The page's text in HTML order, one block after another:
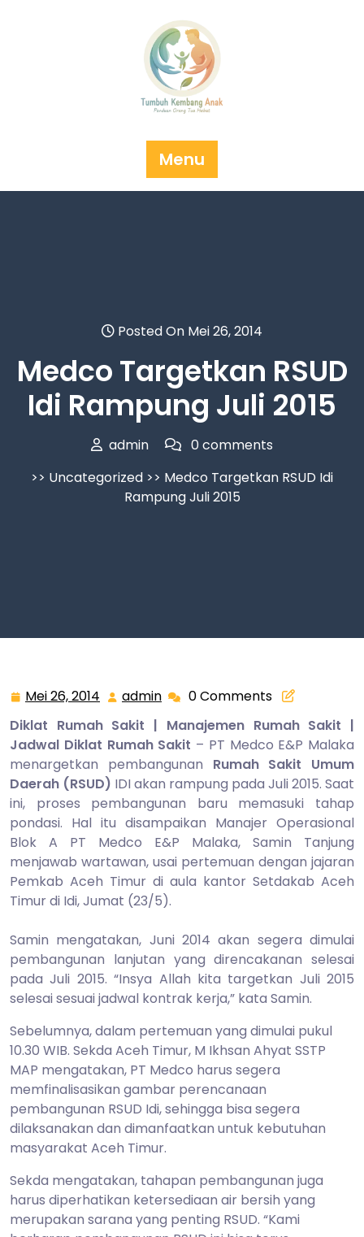
Menu
Posted On Mei 26, 2014
Medco Targetkan RSUD
Idi Rampung Juli 2015
admin
0 comments
>> Uncategorized >> Medco Targetkan RSUD Idi
Rampung Juli 2015
Mei 26, 2014 Mei
26,
2014
admin admin0 Comments
Diklat Rumah Sakit | Manajemen Rumah Sakit |
Jadwal Diklat Rumah Sakit – PT Medco E&P Malaka
menargetkan pembangunan Rumah Sakit Umum
Daerah (RSUD) IDI akan rampung pada Juli 2015. Saat
ini, proses pembangunan baru memasuki tahap
pondasi. Hal itu disampaikan Manajer Operasional
Blok A PT Medco E&P Malaka, Samin Tanjung
menjawab wartawan, usai pertemuan dengan jajaran
Pemkab Aceh Timur di aula kantor Setdakab Aceh
Timur di Idi, Jumat (23/5).
Samin mengatakan, Juni 2014 akan segera dimulai
pembangunan lanjutan yang direncakanan selesai
pada Juli 2015. “Insya Allah kita targetkan Juli 2015
selesai sesuai jadwal kontrak kerja,” kata Samin.
Sebelumnya, dalam pertemuan yang dimulai pukul
10.30 WIB. Sekda Aceh Timur, M Ikhsan Ahyat SSTP
MAP mengatakan, PT Medco harus segera
memfinalisasikan gambar perencanaan
pembangunan RSUD Idi, sehingga bisa segera
dilaksanakan dan dimanfaatkan untuk kebutuhan
masyarakat Aceh Timur.
Sekda mengatakan, tahapan pembangunan juga
harus diperhatikan ketersediaan air bersih yang
merupakan sarana yang penting RSUD. “Kami